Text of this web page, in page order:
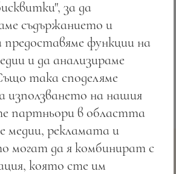
5.87 лв. / 3.00 €
Тегло:50.00 гр.
за да
съдържанието и
предоставяме функции на
и да анализираме
така споделяме
използването на нашия
партньори в областта
медии, рекламата и
могат да я комбинират с
която сте им